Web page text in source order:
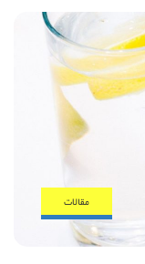
مقالات